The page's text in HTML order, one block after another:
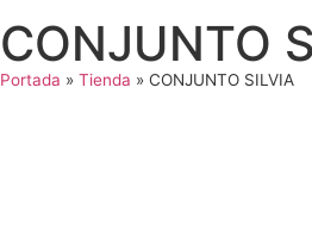
CONJUNTO
Portada » Tienda » CONJUNTO SILVIA